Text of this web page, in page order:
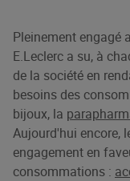
Pleinement engagé
E.Leclerc a su, à
de la société en
besoins des
bijoux, la
Aujourd'hui encore,
engagement en
consommations :